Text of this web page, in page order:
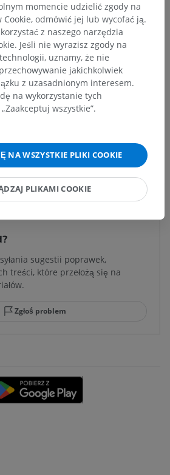
2
integrujące>
> Gruczoł nadnerczowy>
gruczołu nadnerczowego
Nie istnieją struktury powiązane
sugestii poprawek,
treści, które przełożą się na
Zgłoś problem
momencie udzielić zgody na
Cookie, odmówić jej lub wycofać ją.
z naszego narzędzia
Jeśli nie wyrazisz zgody na
uznamy, że nie
jakichkolwiek
z uzasadnionym interesem.
na wykorzystanie tych
wszystkie”.
NA WSZYSTKIE PLIKI COOKIE
PLIKAMI COOKIE